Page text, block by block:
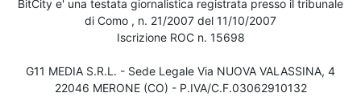
BitCity e' una testata giornalistica registrata presso il tribunale
di Como , n. 21/2007 del 11/10/2007
Iscrizione ROC n. 15698
G11 MEDIA S.R.L. - Sede Legale Via NUOVA VALASSINA, 4
22046 MERONE (CO) - P.IVA/C.F.03062910132